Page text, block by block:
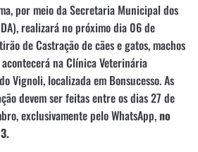
por meio da Secretaria Municipal dos
realizará no próximo dia 06 de
de Castração de cães e gatos, machos
na Clínica Veterinária
Vignoli, localizada em Bonsucesso. As
devem ser feitas entre os dias 27 de
exclusivamente pelo WhatsApp,no